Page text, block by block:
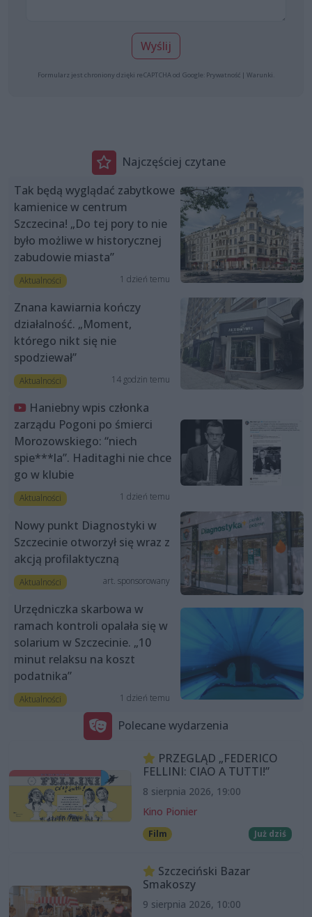
Wyślij
Formularz jest chroniony dzięki reCAPTCHA od Google: Prywatność | Warunki
Najczęściej czytane
Tak będą wyglądać zabytkowe
kamienice w centrum
Szczecina! „Do tej pory to nie
było możliwe w historycznej
zabudowie miasta”
Aktualności 1 dzień temu
Znana kawiarnia kończy
działalność. „Moment,
którego nikt się nie
spodziewał”
Aktualności 14 godzin temu
Haniebny wpis członka
zarządu Pogoni po śmierci
Morozowskiego: “niech
spie***la”. Haditaghi nie chce
go w klubie
Aktualności 1 dzień temu
Nowy punkt Diagnostyki w
Szczecinie otworzył się wraz z
akcją profilaktyczną
Aktualności art. sponsorowany
Urzędniczka skarbowa w
ramach kontroli opalała się w
solarium w Szczecinie. „10
minut relaksu na koszt
podatnika”
Aktualności 1 dzień temu
Polecane wydarzenia
PRZEGLĄD „FEDERICO
FELLINI: CIAO A TUTTI!”
8 sierpnia 2026, 19:00
Kino Pionier
Film Już dziś
Szczeciński Bazar
Smakoszy
9 sierpnia 2026, 10:00